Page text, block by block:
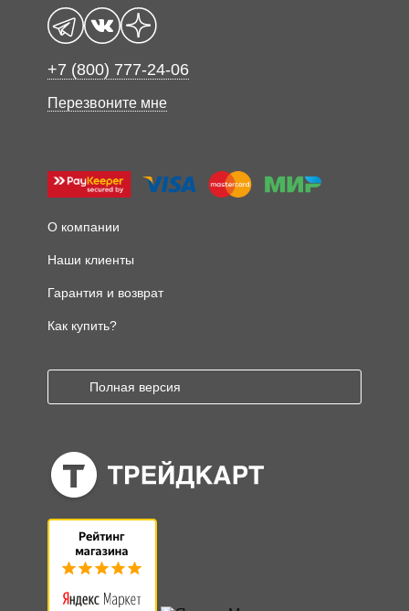
+7 (800) 777-24-06
Перезвоните мне
О компании
Наши клиенты
Гарантия и возврат
Как купить?
Полная версия